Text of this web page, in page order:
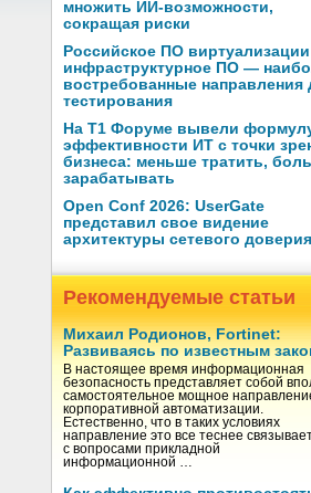
множить ИИ-возможности,
сокращая риски
Российское ПО
инфраструктурное ПО —
востребованные направления
тестирования
На Т1 Форуме вывели
эффективности ИТ с точки
бизнеса: меньше тратить,
зарабатывать
Open Conf 2026: UserGate
представил свое видение
архитектуры сетевого доверия
Рекомендуемые статьи
Михаил Родионов, Fortinet:
Развиваясь по известным
В настоящее время информационная
безопасность представляет собой
самостоятельное мощное
корпоративной автоматизации.
Естественно, что в таких условиях
направление это все теснее
с вопросами прикладной
информационной …